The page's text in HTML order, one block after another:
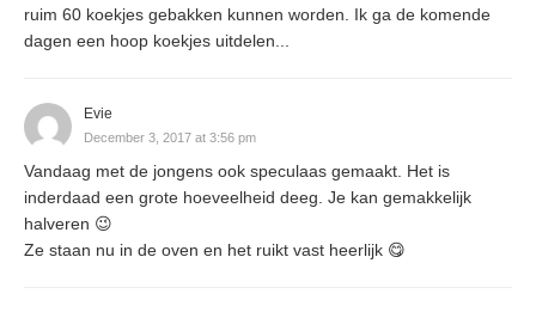
ruim 60 koekjes gebakken kunnen worden. Ik ga de komende
dagen een hoop koekjes uitdelen...
Evie
December 3, 2017 at 3:56 pm
Vandaag met de jongens ook speculaas gemaakt. Het is
inderdaad een grote hoeveelheid deeg. Je kan gemakkelijk
halveren 😉
Ze staan nu in de oven en het ruikt vast heerlijk 😋